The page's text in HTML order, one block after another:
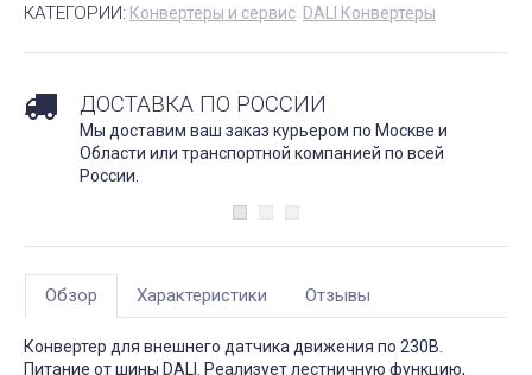
КАТЕГОРИИ: Конвертеры и сервис DALI Конвертеры
ДОСТАВКА ПО РОССИИ
Мы доставим ваш заказ курьером по Москве и
Области или транспортной компанией по всей
России.
Обзор Характеристики Отзывы
Конвертер для внешнего датчика движения по 230В.
Питание от шины DALI. Реализует лестничную функцию,